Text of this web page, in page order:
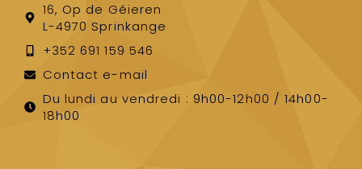
16, Op de Géieren
L-4970 Sprinkange
+352 691 159 546
Contact e-mail
Du lundi au vendredi : 9h00-12h00 / 14h00-
18h00